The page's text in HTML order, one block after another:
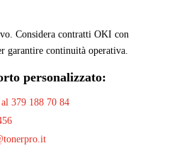
Considera contratti OKI con
garantire continuità operativa.
personalizzato:
379 188 70 84